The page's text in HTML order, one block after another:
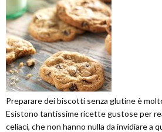
Preparare dei biscotti senza glutine è
Esistono tantissime ricette gustose per
celiaci, che non hanno nulla da invidiare a